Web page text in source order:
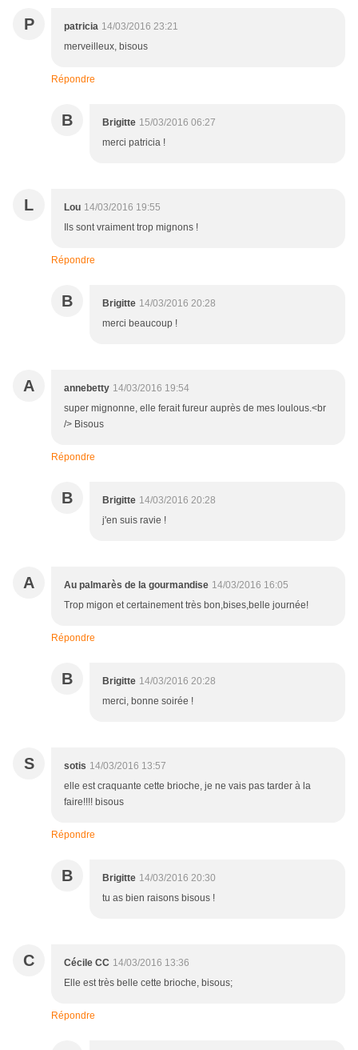
P patricia 14/03/2016 23:21
merveilleux, bisous
Répondre
B Brigitte 15/03/2016 06:27
merci patricia !
L Lou 14/03/2016 19:55
Ils sont vraiment trop mignons !
Répondre
B Brigitte 14/03/2016 20:28
merci beaucoup !
A annebetty 14/03/2016 19:54
super mignonne, elle ferait fureur auprès de mes loulous.<br
/> Bisous
Répondre
B Brigitte 14/03/2016 20:28
j'en suis ravie !
A Au palmarès de la gourmandise 14/03/2016 16:05
Trop migon et certainement très bon,bises,belle journée!
Répondre
B Brigitte 14/03/2016 20:28
merci, bonne soirée !
S sotis 14/03/2016 13:57
elle est craquante cette brioche, je ne vais pas tarder à la
faire!!!! bisous
Répondre
B Brigitte 14/03/2016 20:30
tu as bien raisons bisous !
C Cécile CC 14/03/2016 13:36
Elle est très belle cette brioche, bisous;
Répondre